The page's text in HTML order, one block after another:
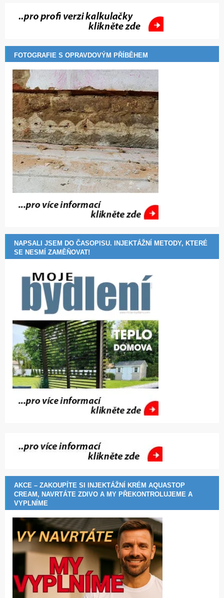
FOTOGRAFIE S OPRAVDOVÝM PŘÍBĚHEM
NAPSALI JSEM DO ČASOPISU. INJEKTÁŽNÍ METODY, KTERÉ
SE NESMÍ ZAMĚŇOVAT!
AKCE – ZAKOUPÍTE SI INJEKTÁŽNÍ KRÉM AQUASTOP
CREAM, NAVRTÁTE ZDIVO A MY PŘEKONTROLUJEME A
VYPLNÍME